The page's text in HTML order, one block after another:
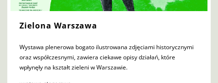
Zielona Warszawa
Wystawa plenerowa bogato ilustrowana zdjęciami historycznymi
oraz współczesnymi, zawiera ciekawe opisy działań, które
wpłynęły na kształt zieleni w Warszawie.